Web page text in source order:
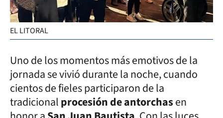
EL LITORAL
Uno de los momentos más emotivos de la
jornada se vivió durante la noche, cuando
cientos de fieles participaron de la
tradicionalprocesión de antorchasen